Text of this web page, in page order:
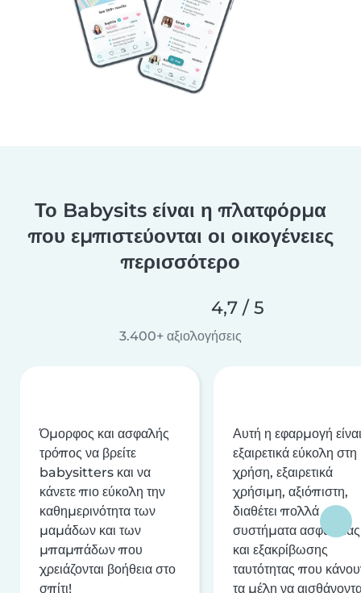
Το Babysits είναι η πλατφόρμα
που εμπιστεύονται οι οικογένειες
περισσότερο
4,7 / 5
3.400+ αξιολογήσεις
Όμορφος και ασφαλής
τρόπος να βρείτε
babysitters και να
κάνετε πιο εύκολη την
καθημερινότητα των
μαμάδων και των
μπαμπάδων που
χρειάζονται βοήθεια στο
σπίτι!
Αυτή η εφαρμογή είναι
εξαιρετικά εύκολη στη
χρήση, εξαιρετικά
χρήσιμη, αξιόπιστη,
διαθέτει πολλά
συστήματα ασφαλείας
και εξακρίβωσης
ταυτότητας που
τα μέλη να